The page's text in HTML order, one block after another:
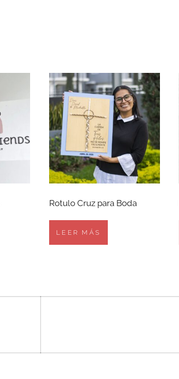
Rotulo Cruz para Boda
LEER MÁS